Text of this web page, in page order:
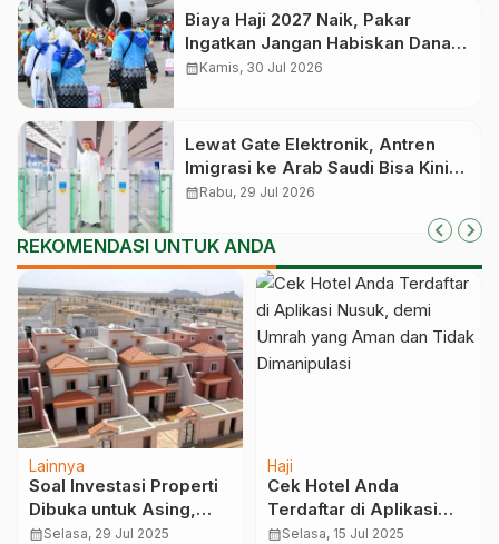
Biaya Haji 2027 Naik, Pakar
Ingatkan Jangan Habiskan Dana
Manfaat Jutaan Calon Jemaah
calendar_monthKamis, 30 Jul 2026
Lewat Gate Elektronik, Antren
Imigrasi ke Arab Saudi Bisa Kini
Cepat
calendar_monthRabu, 29 Jul 2026
REKOMENDASI UNTUK ANDA
Lainnya
Soal Investasi Properti
Dibuka untuk Asing,
Saudi Tegaskan Cuma
calendar_monthSelasa, 29 Jul 2025
Haji
Cek Hotel Anda
Terdaftar di Aplikasi
Nusuk, demi Umrah
calendar_monthSelasa, 15 Jul 2025